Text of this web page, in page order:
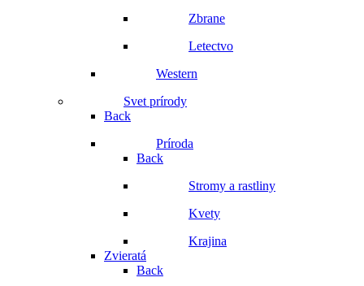
Zbrane
Letectvo
Western
Svet prírody
Back
Príroda
Back
Stromy a rastliny
Kvety
Krajina
Zvieratá
Back